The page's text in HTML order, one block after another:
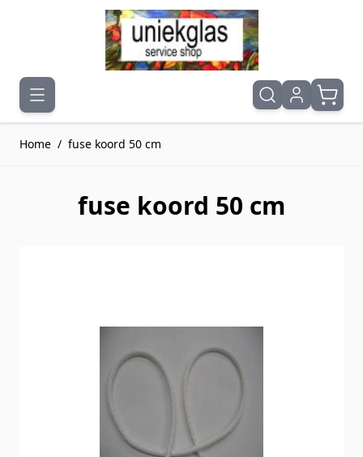
Ga naar de inhoud
Home / fuse koord 50 cm
fuse koord 50 cm